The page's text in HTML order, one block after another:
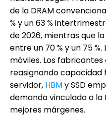
de la DRAM
% y un 63 %
de 2026, mientras que
entre un 70 % y un 75
móviles. Los
reasignando capacidad
servidor, HBMy SSD
demanda vinculada a
mejores márgenes.